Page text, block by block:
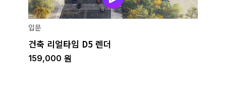
입문
건축 리얼타임 D5 렌더
159,000 원